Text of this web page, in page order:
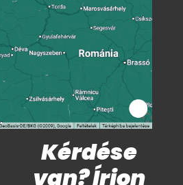
Kérdése
van? Írjon